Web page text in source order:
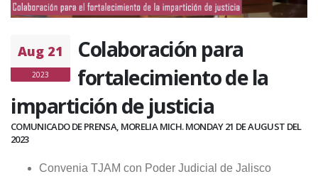
Aug 21
2023
Colaboración para
fortalecimiento de la
impartición de justicia
COMUNICADO DE PRENSA, MORELIA MICH. MONDAY 21 DE AUGUST DEL
2023
Convenia TJAM con Poder Judicial de Jalisco